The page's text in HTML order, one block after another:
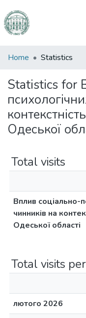
Communities
Collections
All of DSpace
Home Statistics
Statistics for
Одеської
Total visits
Вплив соціально-
чинників на
Одеської області
Total visits
лютого 2026